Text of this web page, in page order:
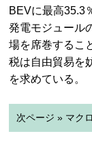
BEVに最高35.3
発電モジュール
場を席巻するこ
税は自由貿易を
を求めている。
次ページ » マク